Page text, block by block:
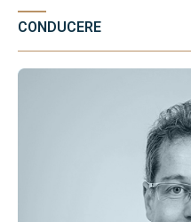
CONDUCERE